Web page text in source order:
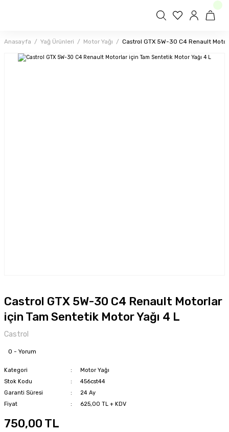
Anasayfa Yağ Ürünleri Motor Yağı Castrol GTX 5W-30 C4 Renault
Castrol GTX 5W-30 C4 Renault Motorlar
için Tam Sentetik Motor Yağı 4 L
Castrol
0 - Yorum
Kategori
Motor Yağı
Stok Kodu
456cst44
Garanti Süresi
24 Ay
Fiyat
625,00 TL + KDV
750,00 TL